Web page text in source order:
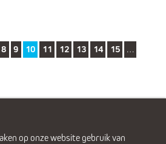
8 9 10 11 12 13 14 15
…
op onze website gebruik van